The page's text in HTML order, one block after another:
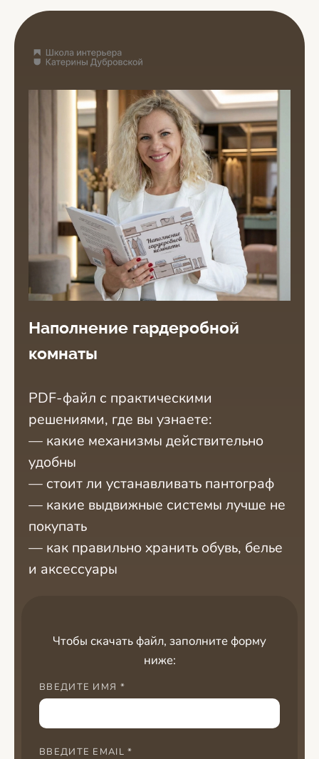
Наполнение гардеробной
комнаты
PDF-файл с практическими
решениями, где вы узнаете:
— какие механизмы действительно
удобны
— стоит ли устанавливать пантограф
— какие выдвижные системы лучше не
покупать
— как правильно хранить обувь, белье
и аксессуары
Чтобы скачать файл, заполните форму
ниже:
ВВЕДИТЕ ИМЯ *
ВВЕДИТЕ EMAIL *